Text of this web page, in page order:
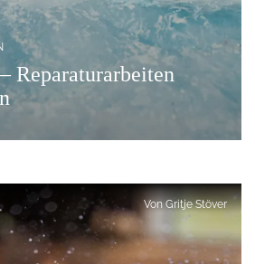
Reparaturarbeiten
VonGritje Stöver